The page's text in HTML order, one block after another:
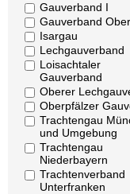
Gauverband I
Gauverband
Isargau
Lechgauverband
Loisachtaler
Gauverband
Oberer
Oberpfälzer
Trachtengau
und Umgebung
Trachtengau
Niederbayern
Trachtenverband
Unterfranken